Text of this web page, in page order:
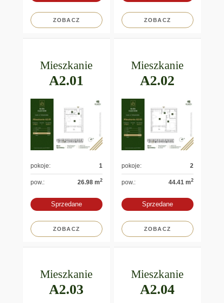
ZOBACZ ZOBACZ
Mieszkanie
A2.01
pokoje: 1
pow.: 26.98 m2
Sprzedane
ZOBACZ
Mieszkanie
A2.02
pokoje: 2
pow.: 44.41 m2
Sprzedane
ZOBACZ
Mieszkanie
A2.03
Mieszkanie
A2.04